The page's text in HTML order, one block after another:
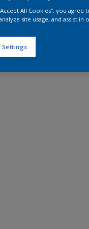
All Cookies”, you
site usage, and assist
Settings